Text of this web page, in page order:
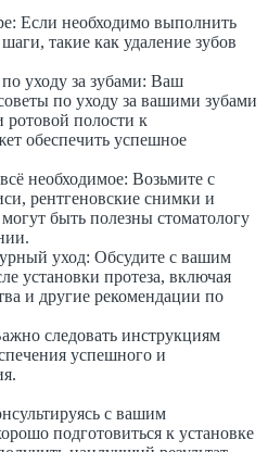
Если необходимо выполнить
такие как удаление зубов
уходу за зубами: Ваш
по уходу за вашими зубами
ротовой полости к
обеспечить успешное
необходимое: Возьмите с
рентгеновские снимки и
быть полезны стоматологу
уход: Обсудите с вашим
установки протеза, включая
и другие рекомендации по
следовать инструкциям
успешного и
с вашим
подготовиться к установке